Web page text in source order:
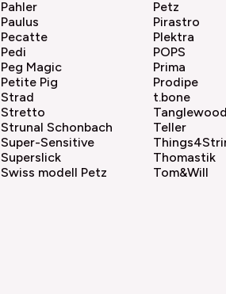
Pahler
Paulus
Pecatte
Pedi
Peg Magic
Petite Pig
Petz
Pirastro
Plektra
POPS
Prima
Prodipe
Strad
Stretto
Strunal Schonbach
Super-Sensitive
Superslick
Swiss modell Petz
t.bone
Tanglewood
Teller
Thomastik
Tom&Will